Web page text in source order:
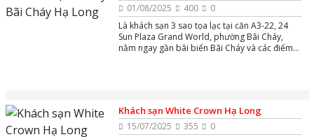
01/08/2025 400
0
Là khách sạn 3 sao tọa lạc tại căn A3-22, 24
Sun Plaza Grand World, phường Bãi Cháy,
nằm ngay gần bãi biển Bãi Cháy và các điểm
Khách sạn White Crown Hạ Long
15/07/2025 355
0